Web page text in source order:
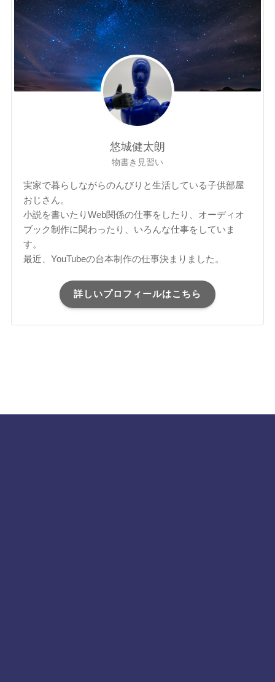
悠城健太朗
物書き見習い
実家で暮らしながらのんびりと生活している子供部屋
おじさん。
小説を書いたりWeb関係の仕事をしたり、オーディオ
ブック制作に関わったり、いろんな仕事をしていま
す。
最近、YouTubeの台本制作の仕事決まりました。
詳しいプロフィールはこちら